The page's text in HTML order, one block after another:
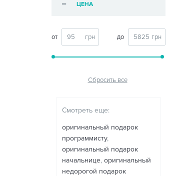
ЦЕНА
от до
Сбросить все
Смотреть еще:
оригинальный подарок
программисту,
оригинальный подарок
начальнице, оригинальный
недорогой подарок